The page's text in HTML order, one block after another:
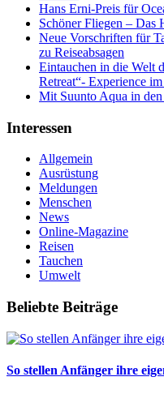
Hans Erni-Preis für
Schöner Fliegen – Das
Neue Vorschriften für
zu Reiseabsagen
Eintauchen in die Welt
Retreat“- Experience
Mit Suunto Aqua in
Interessen
Allgemein
Ausrüstung
Meldungen
Menschen
News
Online-Magazine
Reisen
Tauchen
Umwelt
Beliebte Beiträge
So stellen Anfänger ihre